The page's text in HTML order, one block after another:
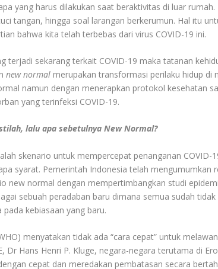
yang harus dilakukan saat beraktivitas di luar
tangan, hingga soal larangan berkerumun. Hal itu
bahwa kita telah terbebas dari virus COVID-19 ini.
terjadi sekarang terkait COVID-19 maka tatanan
new normal merupakan transformasi perilaku hidup di
namun dengan menerapkan protokol kesehatan
yang terinfeksi COVID-19.
lalu apa sebetulnya New Normal?
skenario untuk mempercepat penanganan COVID-
syarat. Pemerintah Indonesia telah mengumumkan
new normal dengan mempertimbangkan studi
sebuah peradaban baru dimana semua sudah
kebiasaan yang baru.
menyatakan tidak ada “cara cepat” untuk
Dr Hans Henri P. Kluge, negara-negara terutama di
cepat dan meredakan pembatasan secara